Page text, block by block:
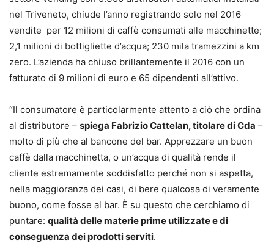
nel Triveneto, chiude l’anno registrando solo nel 2016
vendite per 12 milioni di caffè consumati alle macchinette;
2,1 milioni di bottigliette d’acqua; 230 mila tramezzini a km
zero. L’azienda ha chiuso brillantemente il 2016 con un
fatturato di 9 milioni di euro e 65 dipendenti all’attivo.
“Il consumatore è particolarmente attento a ciò che ordina
al distributore – spiega Fabrizio Cattelan, titolare di Cda –
molto di più che al bancone del bar. Apprezzare un buon
caffè dalla macchinetta, o un’acqua di qualità rende il
cliente estremamente soddisfatto perché non si aspetta,
nella maggioranza dei casi, di bere qualcosa di veramente
buono, come fosse al bar. È su questo che cerchiamo di
puntare: qualità delle materie prime utilizzate e di
conseguenza dei prodotti serviti.